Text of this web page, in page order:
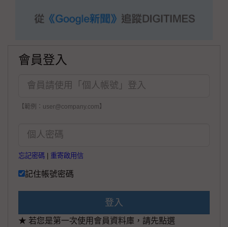
會員登入
【範例：user@company.com】
忘記密碼 重寄啟用信
記住帳號密碼
登入
★ 若您是第一次使用會員資料庫，請先點選